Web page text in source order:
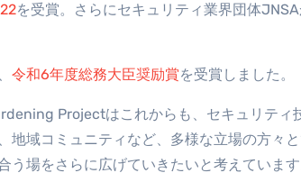
を受賞。さらにセキュリティ業界団体JNSA
令和6年度総務大臣奨励賞を受賞しました。
Projectはこれからも、セキュリティ
地域コミュニティなど、多様な立場の方々
う場をさらに広げていきたいと考えています